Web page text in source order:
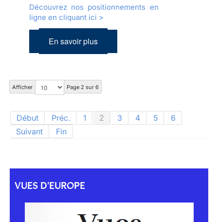
Découvrez nos positionnements en
ligne en cliquant ici >
En savoir plus
Afficher Page 2 sur 6
Début Préc. 1 2 3 4 5
6
Suivant
Fin
VUES D'EUROPE